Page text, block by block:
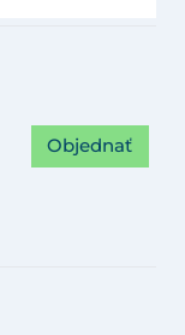
Objednať